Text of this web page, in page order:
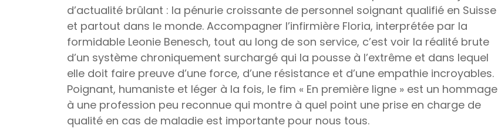
d’actualité brûlant : la pénurie croissante de personnel soignant qualifié en Suisse
et partout dans le monde. Accompagner l’infirmière Floria, interprétée par la
formidable Leonie Benesch, tout au long de son service, c’est voir la réalité brute
d’un système chroniquement surchargé qui la pousse à l’extrême et dans lequel
elle doit faire preuve d’une force, d’une résistance et d’une empathie incroyables.
Poignant, humaniste et léger à la fois, le fim « En première ligne » est un hommage
à une profession peu reconnue qui montre à quel point une prise en charge de
qualité en cas de maladie est importante pour nous tous.